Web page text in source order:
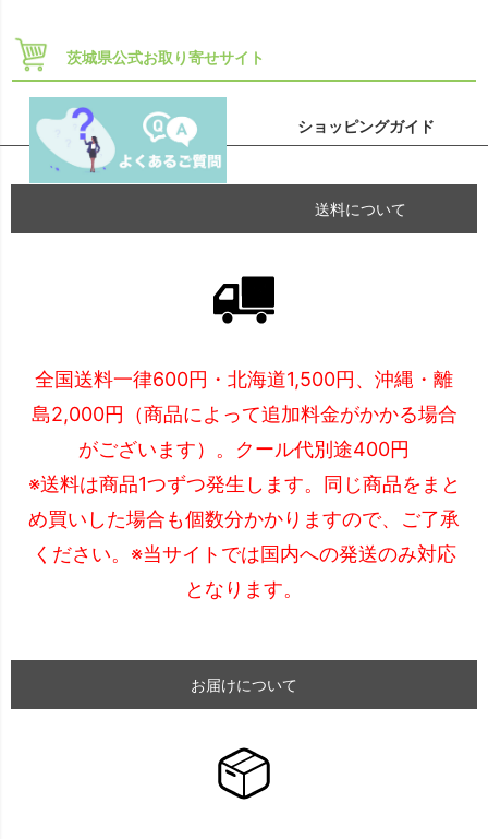
茨城県公式お取り寄せサイト
ショッピングガイド
送料について
全国送料一律600円・北海道1,500円、沖縄・離
島2,000円（商品によって追加料金がかかる場合
がございます）。クール代別途400円
※送料は商品1つずつ発生します。同じ商品をまと
め買いした場合も個数分かかりますので、ご了承
ください。※当サイトでは国内への発送のみ対応
となります。
お届けについて